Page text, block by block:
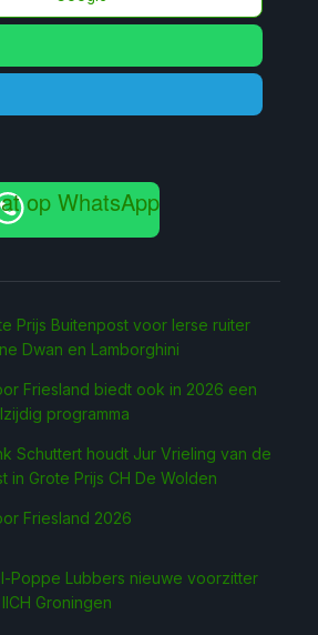
op WhatsApp
Prijs Buitenpost voor Ierse ruiter
Dwan en Lamborghini
Friesland biedt ook in 2026 een
programma
Schuttert houdt Jur Vrieling van de
in Grote Prijs CH De Wolden
Friesland 2026
Poppe Lubbers nieuwe voorzitter
Groningen